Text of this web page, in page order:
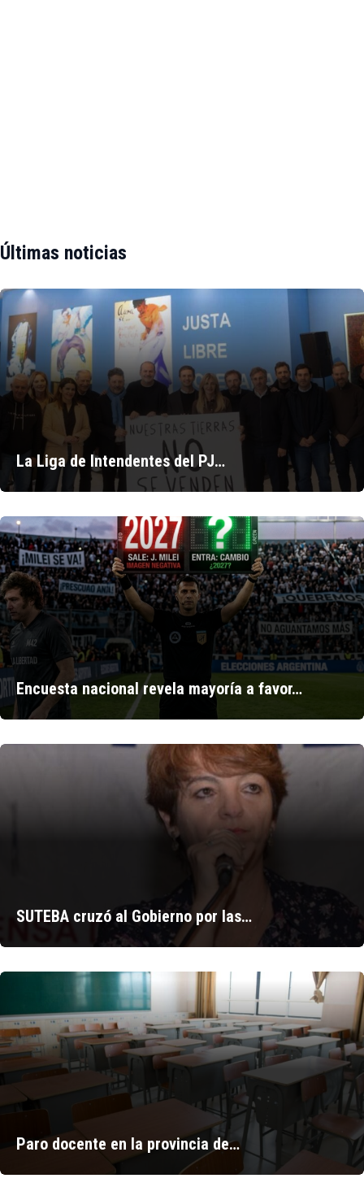
Últimas noticias
La Liga de Intendentes del PJ…
Encuesta nacional revela mayoría a favor…
SUTEBA cruzó al Gobierno por las…
Paro docente en la provincia de…